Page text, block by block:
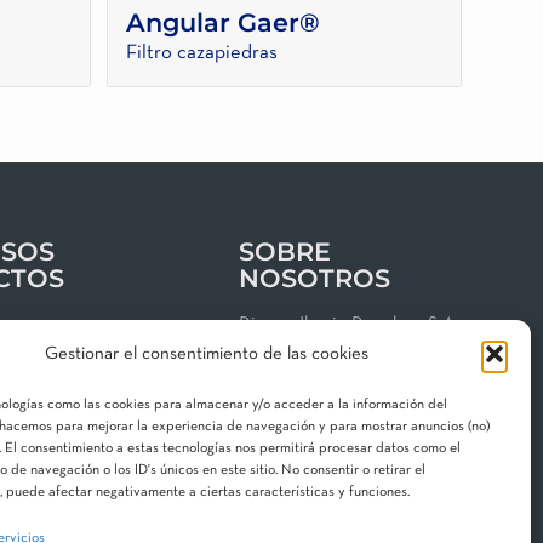
Gestionar el consentimiento de las cookies
como las cookies para almacenar y/o acceder a la información del
para mejorar la experiencia de navegación y para mostrar anuncios (no)
El consentimiento a estas tecnologías nos permitirá procesar datos como el
de navegación o los ID's únicos en este sitio. No consentir o retirar el
puede afectar negativamente a ciertas características y funciones.
Angular Gaer®
Filtro cazapiedras
privacidad
cookies
SOBRE
NOSOTROS
Riegos Iberia Regaber, S.A.
Grupo MAT Holding
08150 Parets del Vallès
Contacta con nosotros